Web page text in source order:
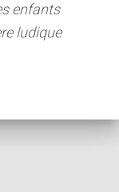
enfants
ludique